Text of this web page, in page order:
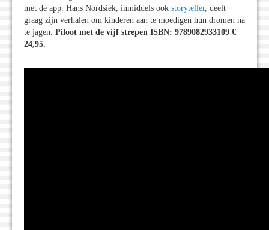
met de app. Hans Nordsiek, inmiddels ook storyteller, deelt
graag zijn verhalen om kinderen aan te moedigen hun dromen na
te jagen. Piloot met de vijf strepen ISBN: 9789082933109 €
24,95.